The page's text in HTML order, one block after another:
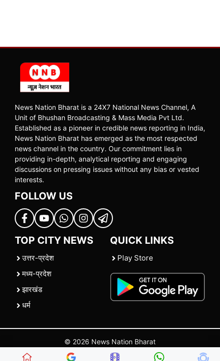
News Nation Bharat is a 24X7 National News Channel, A
Unit of Bhushan Broadcasting & Mass Media Pvt Ltd.
Established as a pioneer in credible news reporting in India,
News Nation Bharat has emerged as the most respected
news channel in the country. Our commitment lies in
providing in-depth, analytical reporting and engaging
discussions on pressing issues without any bias or vested
interests.
FOLLOW US
TOP CITY NEWS
उत्तर-प्रदेश
मध्य-प्रदेश
झारखंड
धर्म
QUICK LINKS
Play Store
© 2026 News Nation Bharat
Home| |Contact Us |Policies Terms and Conditions